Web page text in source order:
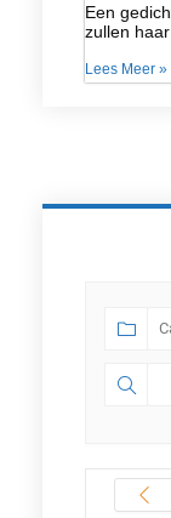
Een
zullen
Lees Meer »